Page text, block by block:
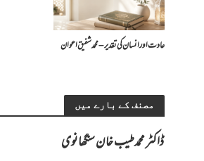
عادت اور انسان کی تقدیر – محمد شفیق اعوان
مصنف کے بارے میں
ڈاکٹر محمد طیب خان سنگھانوی